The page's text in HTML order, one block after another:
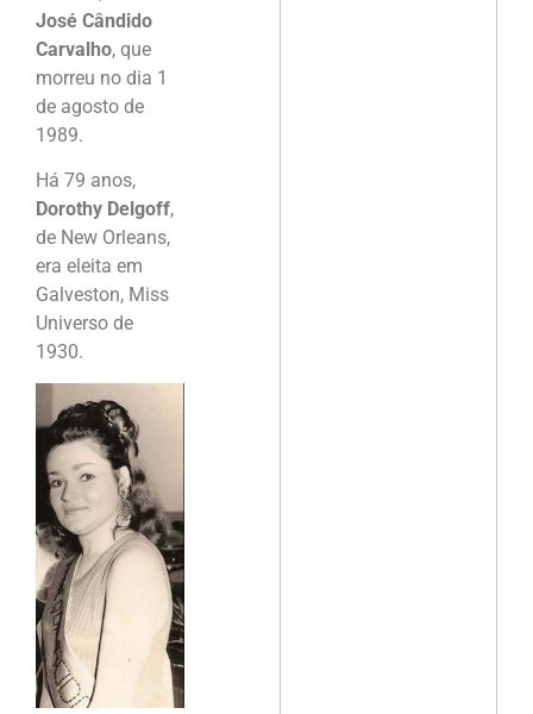
José Cândido
Carvalho, que
morreu no dia 1
de agosto de
1989.
Há 79 anos,
Dorothy Delgoff,
de New Orleans,
era eleita em
Galveston, Miss
Universo de
1930.